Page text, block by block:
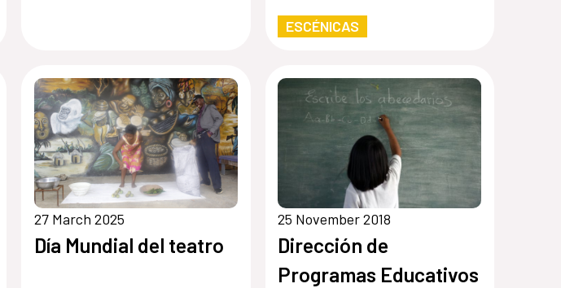
silencio
ESCÉNICAS
27 March 2025
Día Mundial del teatro
25 November 2018
Dirección de
Programas Educativos